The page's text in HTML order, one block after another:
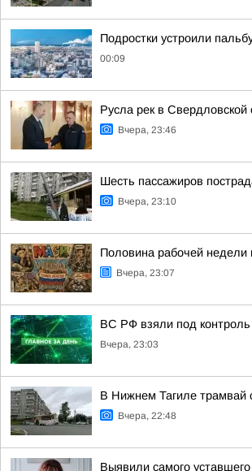
Подростки устроили
00:09
Русла рек в Свердловской
Вчера, 23:46
Шесть пассажиров
Вчера, 23:10
Половина рабочей недели
Вчера, 23:07
ВС РФ взяли под контроль
Вчера, 23:03
В Нижнем Тагиле трамвай
Вчера, 22:48
Выявили самого